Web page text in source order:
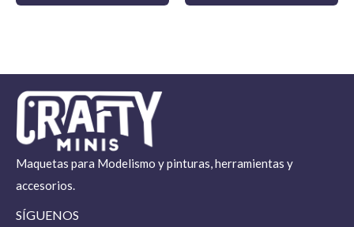
Maquetas para Modelismo y pinturas, herramientas y
accesorios.
SÍGUENOS